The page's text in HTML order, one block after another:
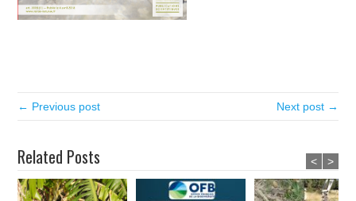
← Previous post Next post →
Related Posts < >